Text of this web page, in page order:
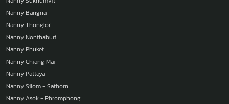
Nanny Bangna
Nanny Thonglor
Nanny Nonthaburi
Nanny Phuket
Nanny Chiang Mai
Nanny Pattaya
Nanny Silom - Sathorn
Nanny Asok - Phromphong